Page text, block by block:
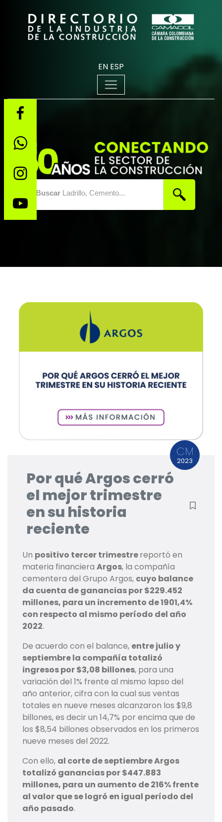
EN ESP
BuscarLadrillo, Cemento...
CM
2023
Por qué Argos cerró
el mejor trimestre
en su historia
reciente
Un positivo tercer trimestrereportó en
materia financiera Argos, la compañía
cementera del Grupo Argos, cuyo balance
da cuenta de ganancias por $229.452
millones, para un incremento de 1901,4%
con respecto al mismo período del año
2022.
De acuerdo con el balance, entre julio y
septiembre la compañía totalizó
ingresos por $3,08 billones, para una
variación del 1% frente al mismo lapso del
año anterior, cifra con la cual sus ventas
totales en nueve meses alcanzaron los $9,8
billones, es decir un 14,7% por encima que de
los $8,54 billones observados en los primeros
nueve meses del 2022.
Con ello, al corte de septiembre Argos
totalizó ganancias por $447.883
millones, para un aumento de 216% frente
al valor que se logró en igual período del
año pasado.